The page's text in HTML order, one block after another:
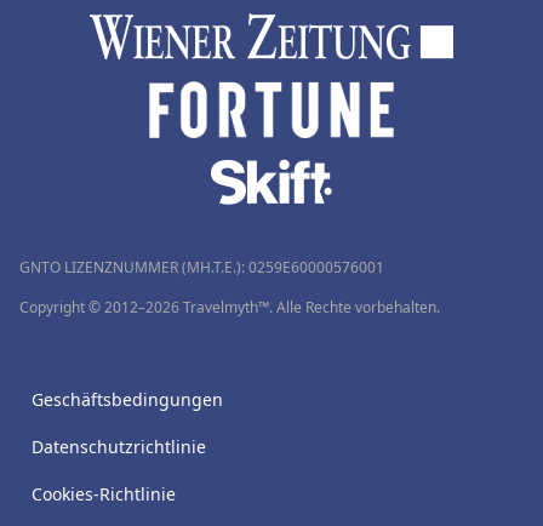
GNTO LIZENZNUMMER (MH.T.E.): 0259Ε60000576001
Copyright © 2012–2026 Travelmyth™. Alle Rechte vorbehalten.
Geschäftsbedingungen
Datenschutzrichtlinie
Cookies-Richtlinie